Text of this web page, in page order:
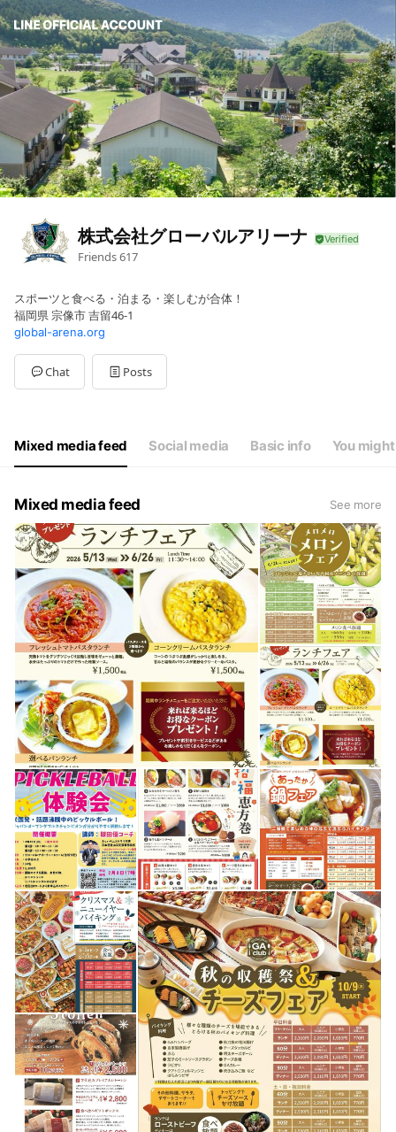
株式会社グローバルアリーナ
Friends617
スポーツと食べる・泊まる・楽しむが合体！
福岡県 宗像市 吉留46-1
global-arena.org
Chat Posts
Mixed media feed Social media Basic info You
Mixed media feed See more